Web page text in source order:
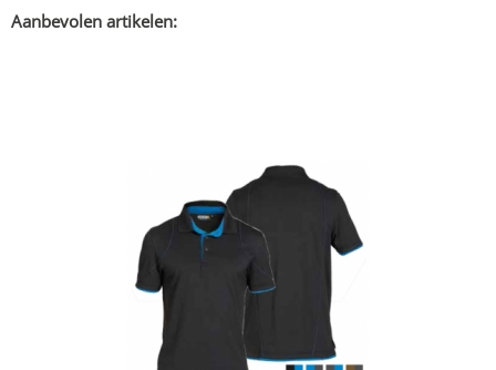
Aanbevolen artikelen: